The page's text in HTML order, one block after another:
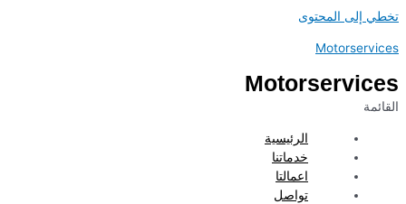
تخطي إلى المحتوى
Motorservices
Motorservices
القائمة
الرئيسية
خدماتنا
اعمالتا
تواصل